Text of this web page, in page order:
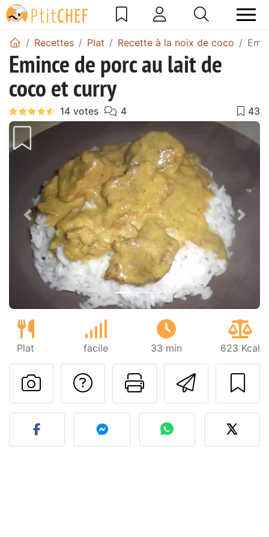
Recettes Plat Recette à la noix de coco
Emince de porc au lait de
coco et curry
Précédent
Plat facile 33 min 623 Kcal
Imprimer
Poser une
Publier votre photo de